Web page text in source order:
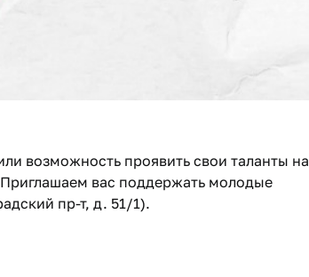
возможность проявить свои таланты на
Приглашаем вас поддержать молодые
пр-т, д. 51/1).